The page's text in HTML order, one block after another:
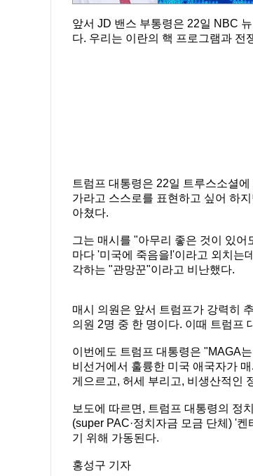
앞서 JD 밴스 부통령은 22일 NBC
다. 우리는 이란의 핵 프로그램과 전
트럼프 대통령은 22일 트루스소셜
가라고 스스로를 표현하고 싶어 하
아쳤다.
그는 매시를 "아무리 좋은 것이 있
마다 '미국에 죽음을!'이라고 외치는
각하는 "관망꾼"이라고 비난했다.
매시 의원은 앞서 트럼프가 강력히
의원 2명 중 한 명이다. 이때 트럼프
이번에도 트럼프 대통령은 "MAGA
비선거에서 훌륭한 미국 애국자가
게으르고, 허세 부리고, 비생산적인
보도에 따르면, 트럼프 대통령의 정
(super PAC·정치자금 모금 단체) '
기 위해 가동된다.
홍성구 기자